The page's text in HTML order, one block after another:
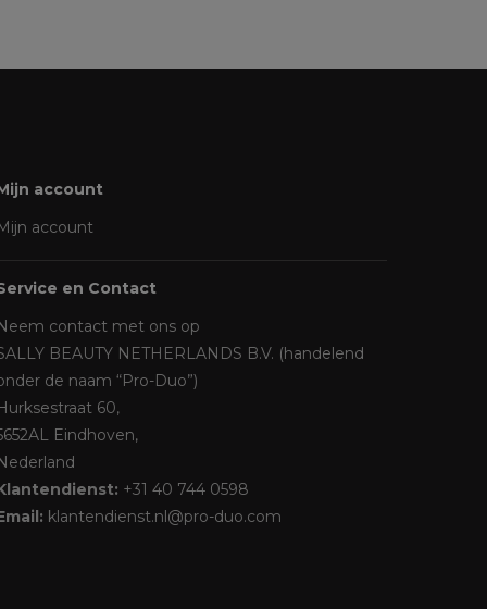
account
account
en Contact
contact met ons op
BEAUTY NETHERLANDS B.V. (handelend
de naam “Pro-Duo”)
60,
Eindhoven,
+31 40 744 0598
klantendienst.nl@pro-duo.com